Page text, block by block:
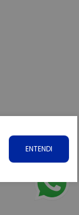
ENTENDI